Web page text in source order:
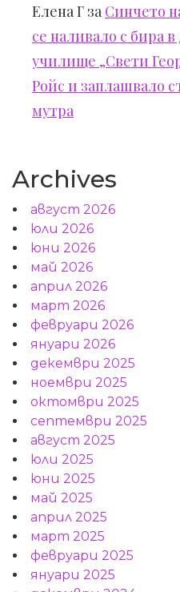
Елена Г за Синчето
се наливало с бира
училище „Свети
Ройс и заплашвало
мутра
Archives
август 2026
юли 2026
юни 2026
май 2026
април 2026
март 2026
февруари 2026
януари 2026
декември 2025
ноември 2025
октомври 2025
септември 2025
август 2025
юли 2025
юни 2025
май 2025
април 2025
март 2025
февруари 2025
януари 2025